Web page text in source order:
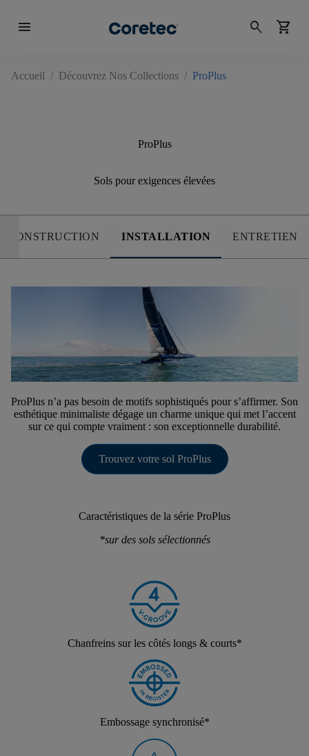
menu search shopping_cart
Accueil / Découvrez Nos Collections / ProPlus
ProPlus
Sols pour exigences élevées
CONSTRUCTION INSTALLATION ENTRETIEN
ProPlus n’a pas besoin de motifs sophistiqués pour s’affirmer. Son
esthétique minimaliste dégage un charme unique qui met l’accent
sur ce qui compte vraiment : son exceptionnelle durabilité.
Trouvez votre sol ProPlus
Caractéristiques de la série ProPlus
*sur des sols sélectionnés
Chanfreins sur les côtés longs & courts*
Embossage synchronisé*